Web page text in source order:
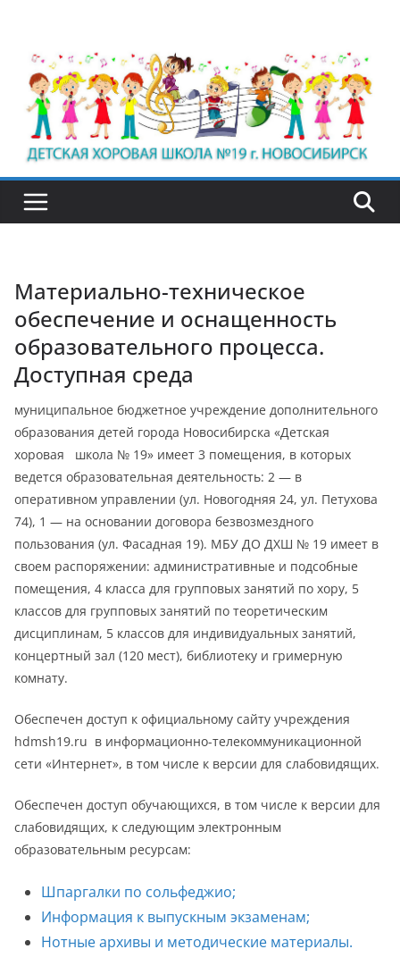
содержимому
Материально-техническое
обеспечение и оснащенность
образовательного процесса.
Доступная среда
муниципальное бюджетное учреждение дополнительного
образования детей города Новосибирска «Детская
хоровая школа № 19» имеет 3 помещения, в которых
ведется образовательная деятельность: 2 — в
оперативном управлении (ул. Новогодняя 24, ул. Петухова
74), 1 — на основании договора безвозмездного
пользования (ул. Фасадная 19). МБУ ДО ДХШ № 19 имеет в
своем распоряжении: административные и подсобные
помещения, 4 класса для групповых занятий по хору, 5
классов для групповых занятий по теоретическим
дисциплинам, 5 классов для индивидуальных занятий,
концертный зал (120 мест), библиотеку и гримерную
комнату.
Обеспечен доступ к официальному сайту учреждения
hdmsh19.ru в информационно-телекоммуникационной
сети «Интернет», в том числе к версии для слабовидящих.
Обеспечен доступ обучающихся, в том числе к версии для
слабовидящих, к следующим электронным
образовательным ресурсам:
Шпаргалки по сольфеджио;
Информация к выпускным экзаменам;
Нотные архивы и методические материалы.